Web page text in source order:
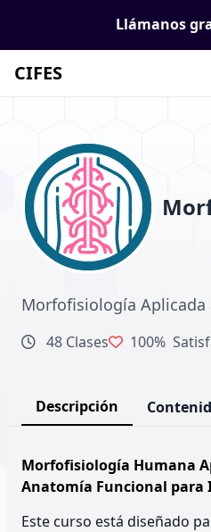
Llámanos
CIFES
Morfofisiología Aplicada
48 Clases 100%
Descripción
Morfofisiología Humana
Anatomía Funcional para
Este curso está diseñado